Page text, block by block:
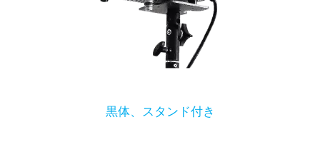
黒体、スタンド付き